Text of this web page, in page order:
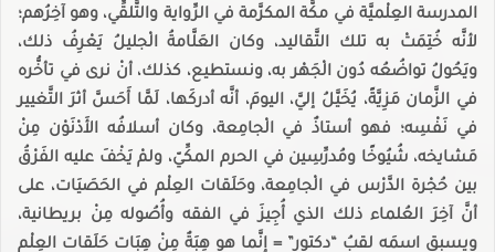
المدرسة العِلْميَّة في مكَّة المكرَّمة في الرِّواية والتَّلقِّي، وهو آخِرُهم؛
لأنَّه خُتِمَتْ به تلك التَّقاليد، وكان العَلَّامةُ الْجليلُ يَعْرِفُ ذلك،
ويَحُولُ تواضُعُه دُون الْجَهْر به، ونستطيع، كذلك، أنْ نرى في تأخُّره
في الزَّمان مَزِيَّةً، يُخَيَّلُ إليَّ، اليومَ، أنَّه أدركَها، لَمَّا أَحَسَّ أثرَ التَّغيير
في نَفْسِه؛ فهو أستاذٌ في الْجامِعة، وكان أسلافُه الأَدْنَوْن مِنْ
مَشايخه، شُيُوخًا ومُدرِّسِين في الحرم المكِّيّ، ولمْ يَخْفَ عليه الفَرْقُ
بين حُجْرة الدَّرْس في الْجامِعة، وحَلَقات العِلْم في الحَصَيَات، على
أنَّ آخِرَ العُلماء ذلك الذي أُجِيزَ في الفقه وأُصُوله مِنْ بريطانية،
ويسبق اسمَه لقبُ “دكتور” = إنَّما هو هِبَةٌ مِنْ هِبَات حَلَقات العِلْم